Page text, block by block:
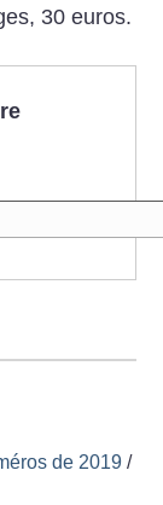
30 euros.
de 2019 /